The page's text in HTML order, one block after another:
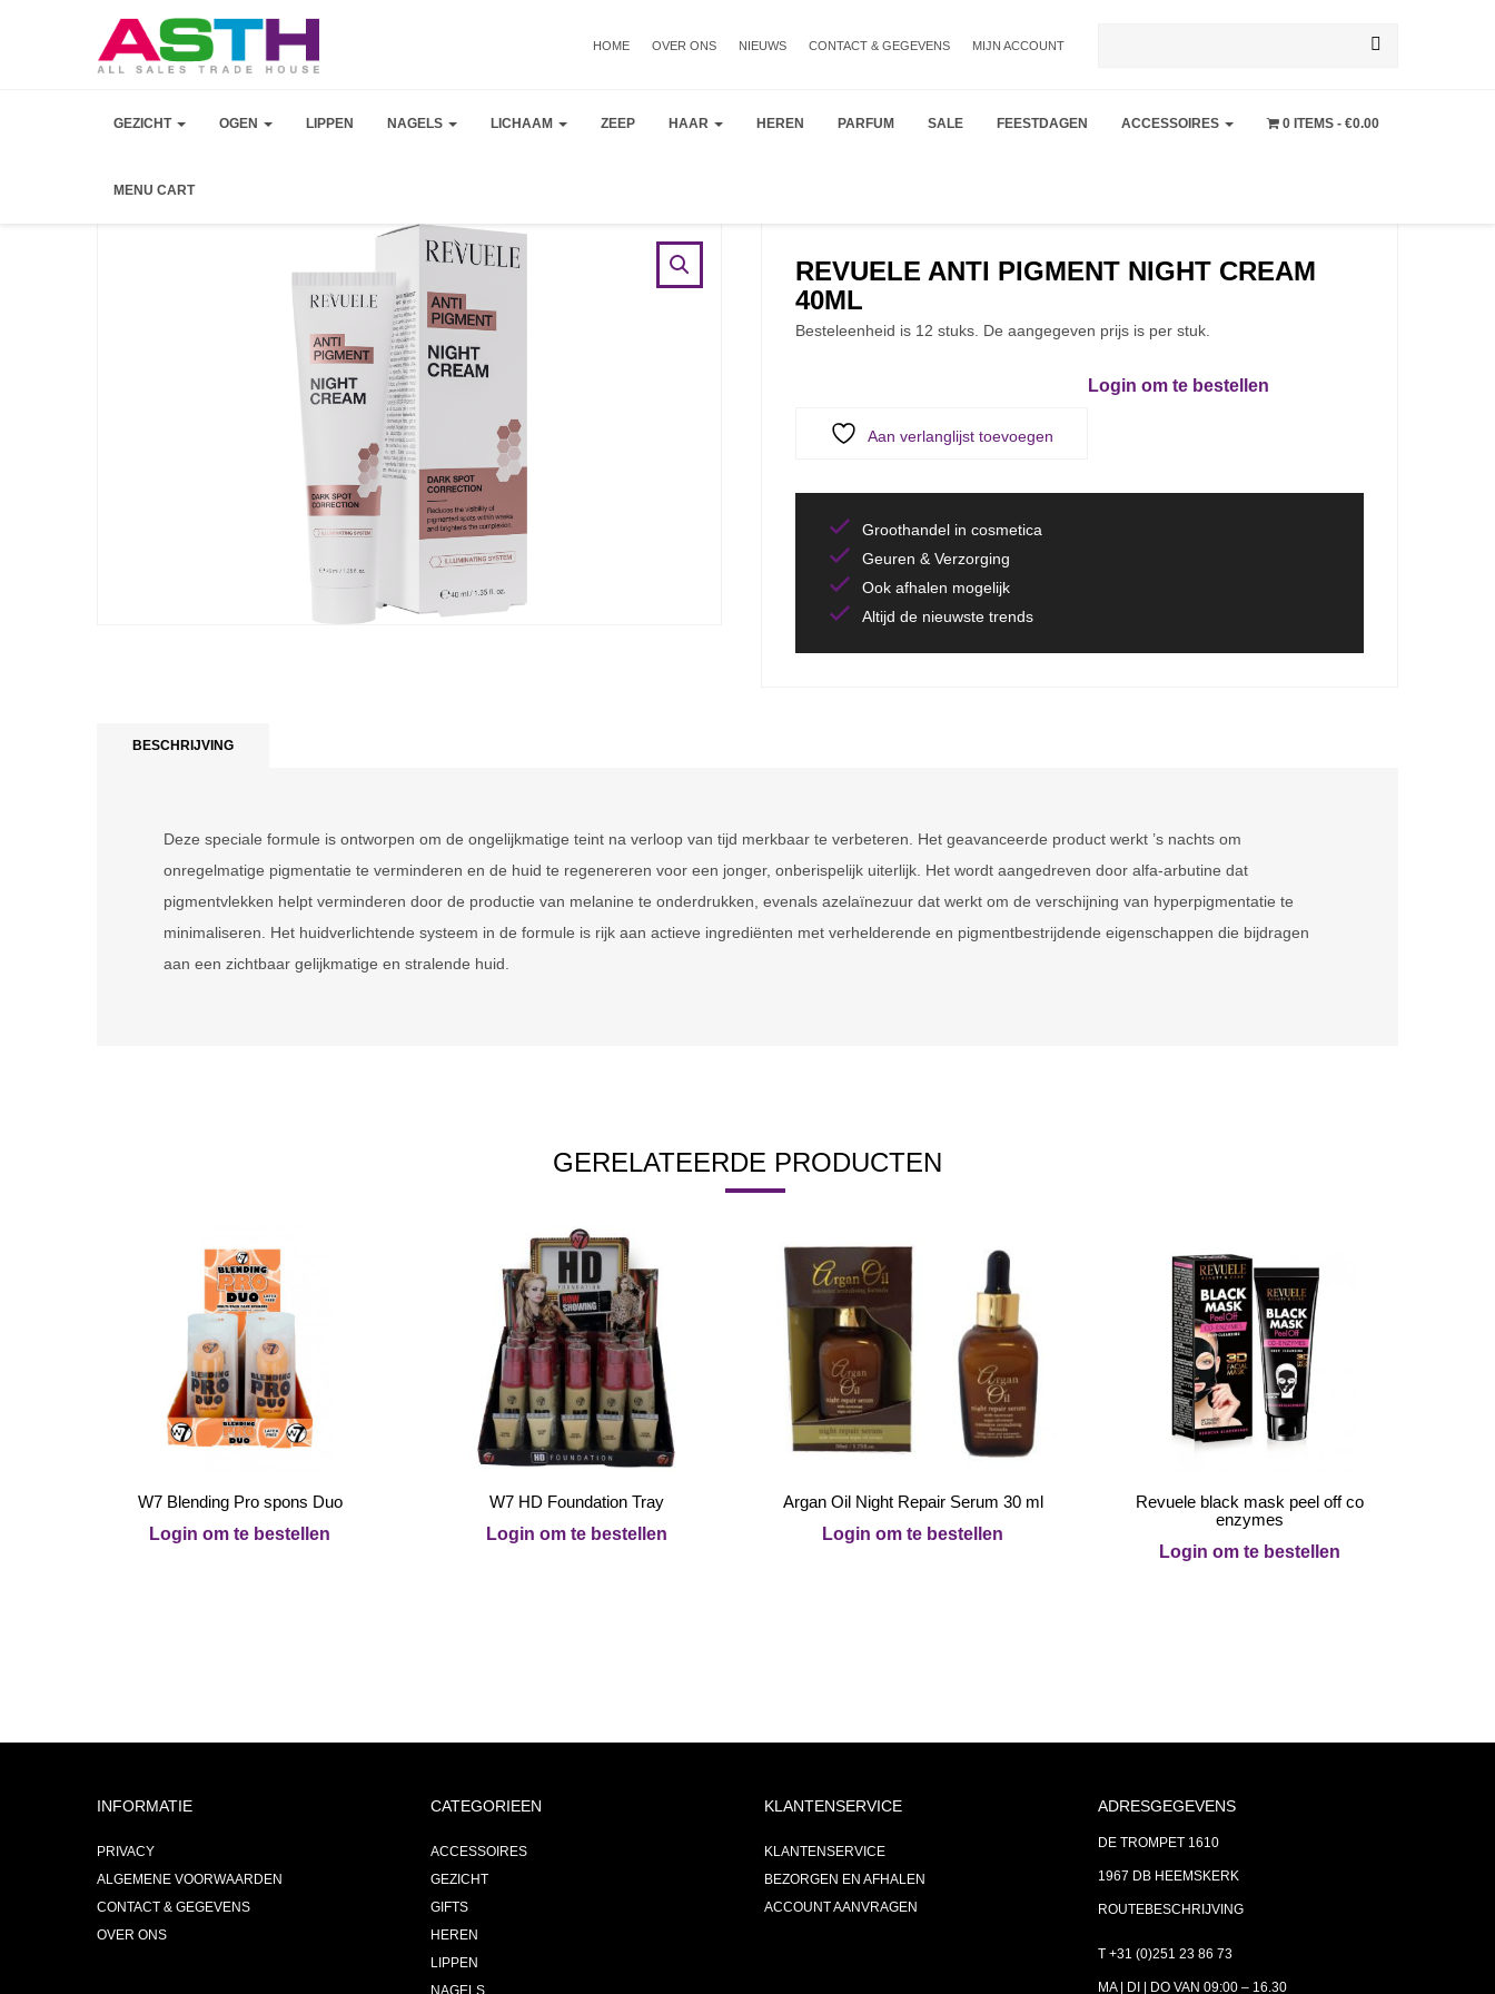
HOME OVER ONS NIEUWS CONTACT & GEGEVENS MIJN ACCOUNT
naar:
GEZICHT OGEN LIPPEN NAGELS LICHAAM ZEEP HAAR HEREN PARFUM SALE FEESTDAGEN ACCESSOIRES 0 ITEMS €0.00
MENU CART
REVUELE ANTI PIGMENT NIGHT CREAM
40ML
Besteleenheid is 12 stuks. De aangegeven prijs is per stuk.
Aan verlanglijst toevoegen
Login om te bestellen
Groothandel in cosmetica
Geuren & Verzorging
Ook afhalen mogelijk
Altijd de nieuwste trends
BESCHRIJVING
Deze speciale formule is ontworpen om de ongelijkmatige teint na verloop van tijd merkbaar te verbeteren. Het geavanceerde product werkt ’s nachts om
onregelmatige pigmentatie te verminderen en de huid te regenereren voor een jonger, onberispelijk uiterlijk. Het wordt aangedreven door alfa-arbutine dat
pigmentvlekken helpt verminderen door de productie van melanine te onderdrukken, evenals azelaïnezuur dat werkt om de verschijning van hyperpigmentatie te
minimaliseren. Het huidverlichtende systeem in de formule is rijk aan actieve ingrediënten met verhelderende en pigmentbestrijdende eigenschappen die bijdragen
aan een zichtbaar gelijkmatige en stralende huid.
GERELATEERDE PRODUCTEN
W7 Blending Pro spons Duo
Login om te bestellen
W7 HD Foundation Tray
Login om te bestellen
Argan Oil Night Repair Serum 30 ml
Login om te bestellen
Revuele black mask peel off co
enzymes
Login om te bestellen
INFORMATIE
PRIVACY
ALGEMENE VOORWAARDEN
CONTACT & GEGEVENS
OVER ONS
CATEGORIEEN
ACCESSOIRES
GEZICHT
GIFTS
HEREN
LIPPEN
NAGELS
KLANTENSERVICE
KLANTENSERVICE
BEZORGEN EN AFHALEN
ACCOUNT AANVRAGEN
ADRESGEGEVENS
DE TROMPET 1610
1967 DB HEEMSKERK
ROUTEBESCHRIJVING
T +31 (0)251 23 86 73
MA | DI | DO VAN 09:00 – 16.30